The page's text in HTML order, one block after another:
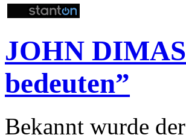
JOHN DIMAS
bedeuten”
Bekannt wurde